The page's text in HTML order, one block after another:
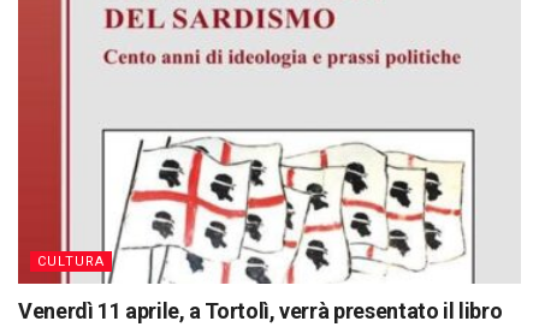
CULTURA
Venerdì 11 aprile, a Tortolì, verrà presentato il libro